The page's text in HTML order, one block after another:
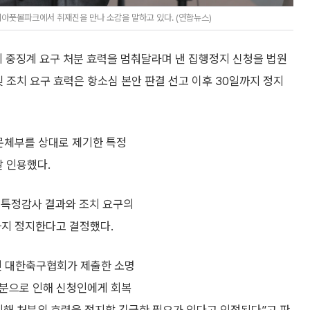
볼파크에서 취재진을 만나 소감을 말하고 있다. (연합뉴스)
징계 요구 처분 효력을 멈춰달라며 낸 집행정지 신청을 법원
치 요구 효력은 항소심 본안 판결 선고 이후 30일까지 정지
부를 상대로 제기한 특정
인용했다.
정감사 결과와 조치 요구의
정지한다고 결정했다.
한축구협회가 제출한 소명
으로 인해 신청인에게 회복